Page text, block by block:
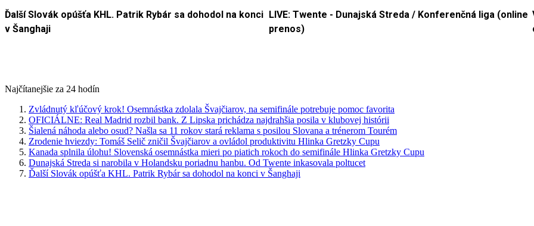
Ďalší Slovák opúšťa KHL. Patrik Rybár sa dohodol na konci
v Šanghaji
LIVE: Twente - Dunajská Streda / Konferenčná liga (online
prenos)
Najčítanejšie za 24 hodín
Zvládnutý kľúčový krok! Osemnástka zdolala Švajčiarov, na semifinále potrebuje pomoc favorita
OFICIÁLNE: Real Madrid rozbil bank. Z Lipska prichádza najdrahšia posila v klubovej histórii
Šialená náhoda alebo osud? Našla sa 11 rokov stará reklama s posilou Slovana a trénerom Tourém
Zrodenie hviezdy: Tomáš Selič zničil Švajčiarov a ovládol produktivitu Hlinka Gretzky Cupu
Kanada splnila úlohu! Slovenská osemnástka mieri po piatich rokoch do semifinále Hlinka Gretzky Cupu
Dunajská Streda si narobila v Holandsku poriadnu hanbu. Od Twente inkasovala poltucet
Ďalší Slovák opúšťa KHL. Patrik Rybár sa dohodol na konci v Šanghaji